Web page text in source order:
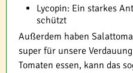
Lycopin: Ein starkes
schützt
Außerdem haben
super für unsere
Tomaten essen, kann das